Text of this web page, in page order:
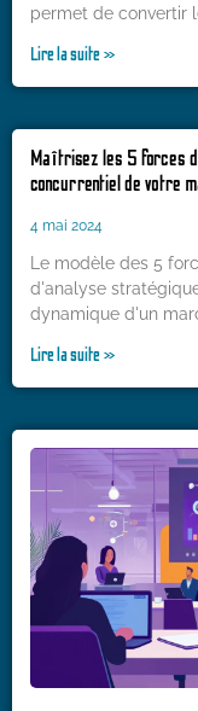
permet de convertir
Lire la suite »
Maîtrisez les 5 forces
concurrentiel de votre
4 mai 2024
Le modèle des 5
d'analyse
dynamique d'un
Lire la suite »